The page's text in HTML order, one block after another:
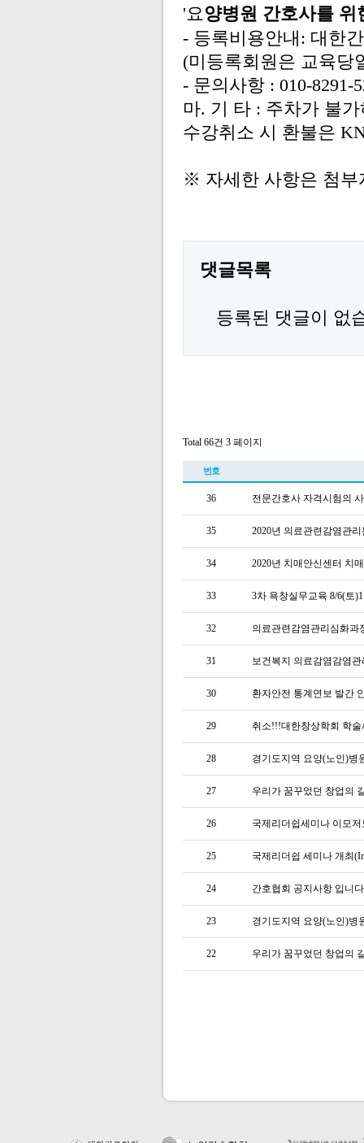
'요양병원 간호사를
- 등록비용안내 : 대한
(미등록회원은 교육당
- 문의사항 : 010-8291-
마. 기 타 : 주차가 불
수강취소 시 환불은
※ 자세한 사항은 첨부
댓글목록
등록된 댓글이 없
Total 66건 3 페이지
번호
36 전문간호사 자격시험의
35 2020년 의료관련감염관
34 2020년 치매안신센터 치
33 3차 욕창실무교육 8/6(토
32 의료관련감염관리심화과
31 보건복지 의료감염감염
30 환자안전 통계연보 발간
29 취소!!!대한창상학회 학술
28 경기도지역 요양(노인)병
27 우리가 꿈꾸었던 창업의
26 국제리더쉽세미나 이모저
25 국제리더쉽 세미나 개최
24 간호협회 공지사항 입니다
23 경기도지역 요양(노인)병
22 우리가 꿈꾸었던 창업의